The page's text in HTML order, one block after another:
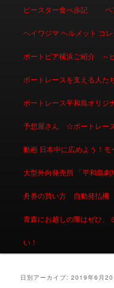
ピースター食べ歩記 ペ
ヘイワジマ ヘルメット コ
ボートピア横浜ご紹介 ～
ボートレースを支える人た
ボートレース平和島オリジ
予想屋さん ☆ボートレー
動画 日本中に広めよう！モ
大型外向発売所 「平和島劇
舟券の買い方 自動発払機
青森にお越しの際はぜひ、
い！
日別アーカイブ:2019年6月20